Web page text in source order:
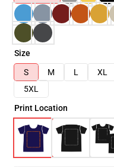
Size
S
M L XL
5XL
Print Location